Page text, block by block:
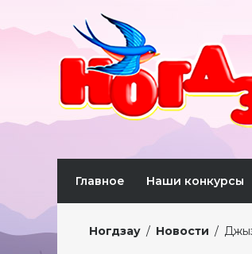
Главное Наши конкурсы
Ногдзау / Новости /